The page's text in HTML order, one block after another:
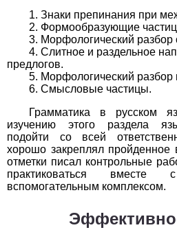
2 3 4 5 6 7
ОБЖ
2 3 4 5 6 7
1
2 3 4 5 6 7
1
2 3 4 5 6
Русский
Знаки препинания при
Формообразующие
Морфологический разбор
Слитное и раздельное
предлогов.
Морфологический разбор
Смысловые частицы.
Грамматика в русском
изучению этого раздела
подойти со всей
хорошо закреплял пройденное
отметки писал контрольные
практиковаться
вспомогательным комплексом.